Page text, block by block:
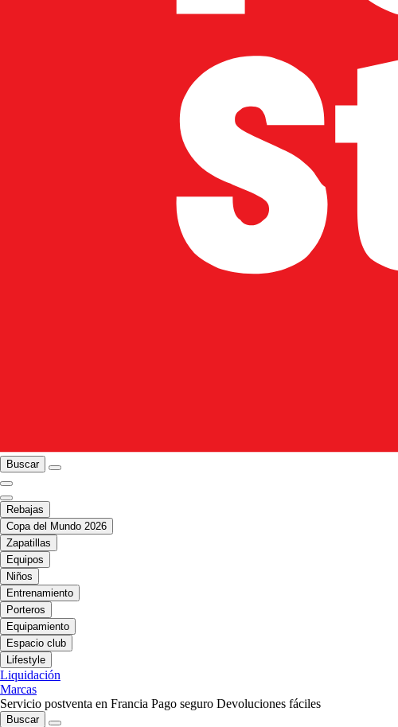
Buscar
Rebajas
Copa del Mundo 2026
Zapatillas
Equipos
Niños
Entrenamiento
Porteros
Equipamiento
Espacio club
Lifestyle
Liquidación
Marcas
Servicio postventa en Francia Pago seguro Devoluciones fáciles
Buscar